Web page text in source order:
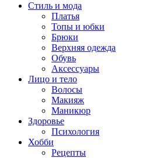
Стиль и мода
Платья
Топы и юбки
Брюки
Верхняя одежда
Обувь
Аксессуары
Лицо и тело
Волосы
Макияж
Маникюр
Здоровье
Психология
Хобби
Рецепты